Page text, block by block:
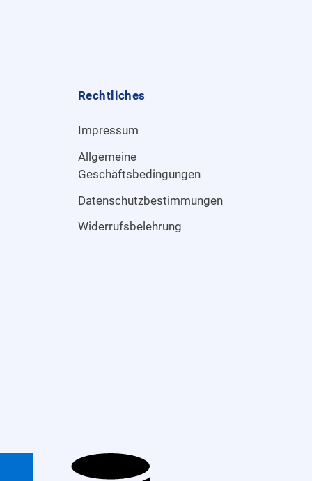
Rechtliches
Impressum
Allgemeine
Geschäftsbedingungen
Datenschutzbestimmungen
Widerrufsbelehrung